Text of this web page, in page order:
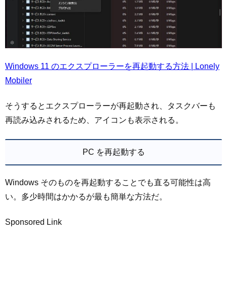
Windows 11 のエクスプローラーを再起動する方法 | Lonely
Mobiler
そうするとエクスプローラーが再起動され、タスクバーも
再読み込みされるため、アイコンも表示される。
PC を再起動する
Windows そのものを再起動することでも直る可能性は高
い。多少時間はかかるが最も簡単な方法だ。
Sponsored Link